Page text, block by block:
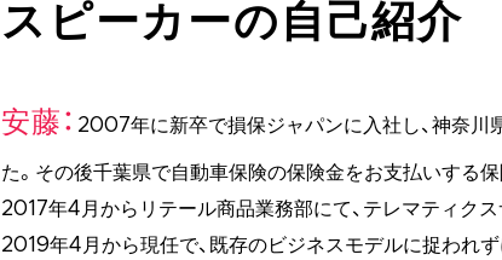
スピーカーの自己紹介
安藤 2007年に新卒で損保ジャパンに入社し、神奈川
た。その後千葉県で自動車保険の保険金をお支払いする保
2017年4月からリテール商品業務部にて、テレマティクス
2019年4月から現任で、既存のビジネスモデルに捉われ